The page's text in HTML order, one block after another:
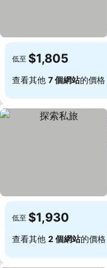
低至 $1,805
查看其他 7 個網站的價格
低至 $1,930
查看其他 2 個網站的價格